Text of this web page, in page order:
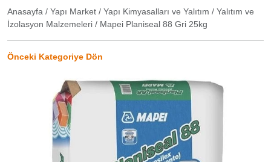
Anasayfa / Yapı Market / Yapı Kimyasalları ve Yalıtım / Yalıtım ve
İzolasyon Malzemeleri / Mapei Planiseal 88 Gri 25kg
Önceki Kategoriye Dön